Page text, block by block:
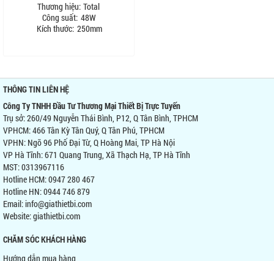
Thương hiệu: Total
Công suất: 48W
Kích thước: 250mm
THÔNG TIN LIÊN HỆ
Công Ty TNHH Đầu Tư Thương Mại Thiết Bị Trực Tuyến
Trụ sở: 260/49 Nguyễn Thái Bình, P12, Q Tân Bình, TPHCM
VPHCM: 466 Tân Kỳ Tân Quý, Q Tân Phú, TPHCM
VPHN: Ngõ 96 Phố Đại Từ, Q Hoàng Mai, TP Hà Nội
VP Hà Tĩnh: 671 Quang Trung, Xã Thạch Hạ, TP Hà Tĩnh
MST: 0313967116
Hotline HCM: 0947 280 467
Hotline HN: 0944 746 879
Email: info@giathietbi.com
Website:giathietbi.com
CHĂM SÓC KHÁCH HÀNG
Hướng dẫn mua hàng